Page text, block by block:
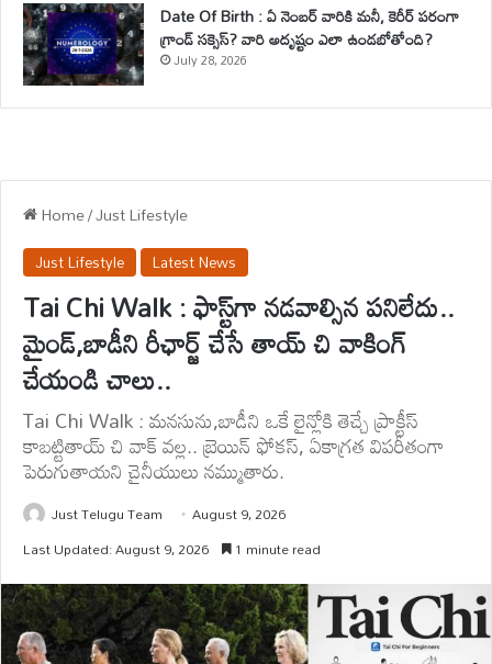
Date Of Birth : ఏ నెంబర్ వారికి మనీ, కెరీర్ పరంగా
గ్రాండ్ సక్సెస్? వారి అదృష్టం ఎలా ఉండబోతోంది?
July 28, 2026